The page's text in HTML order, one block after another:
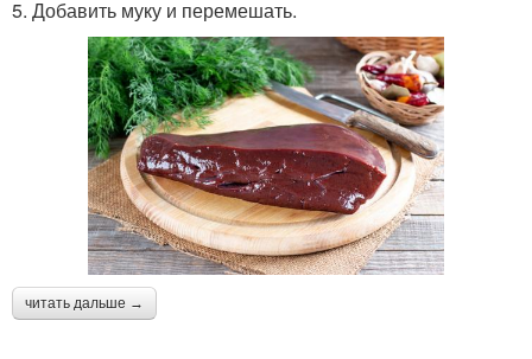
5. Добавить муку и перемешать.
читать дальше →